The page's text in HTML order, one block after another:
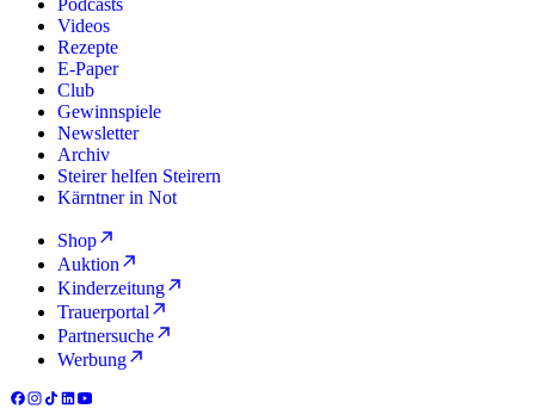
Videos
Rezepte
E-Paper
Club
Gewinnspiele
Newsletter
Archiv
Steirer helfen Steirern
Kärntner in Not
Shop
Auktion
Kinderzeitung
Trauerportal
Partnersuche
Werbung